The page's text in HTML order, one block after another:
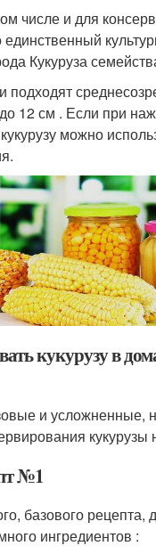
числе и для
единственный
Кукуруза
подходят
12 см . Если при
можно
кукурузу в
и усложненные,
кукурузы
№1
базового рецепта,
ингредиентов :